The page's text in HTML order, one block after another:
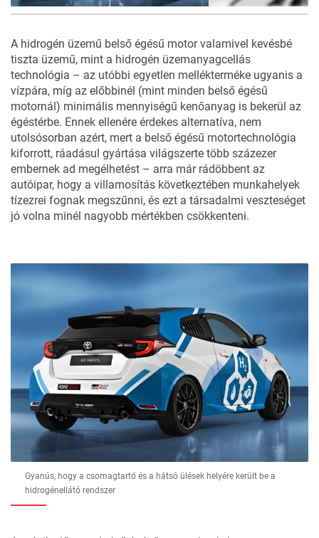
A hidrogén üzemű belső égésű motor valamivel kevésbé
tiszta üzemű, mint a hidrogén üzemanyagcellás
technológia – az utóbbi egyetlen mellékterméke ugyanis a
vízpára, míg az előbbinél (mint minden belső égésű
motornál) minimális mennyiségű kenőanyag is bekerül az
égéstérbe. Ennek ellenére érdekes alternatíva, nem
utolsósorban azért, mert a belső égésű motortechnológia
kiforrott, ráadásul gyártása világszerte több százezer
embernek ad megélhetést – arra már rádöbbent az
autóipar, hogy a villamosítás következtében munkahelyek
tízezrei fognak megszűnni, és ezt a társadalmi veszteséget
jó volna minél nagyobb mértékben csökkenteni.
Gyanús, hogy a csomagtartó és a hátsó ülések helyére került be a
hidrogénellátó rendszer